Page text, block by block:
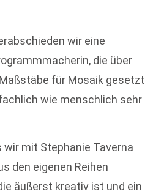
wir eine
die über
für Mosaik gesetzt
wie menschlich sehr
wir mit Stephanie Taverna
den eigenen Reihen
äußerst kreativ ist und ein